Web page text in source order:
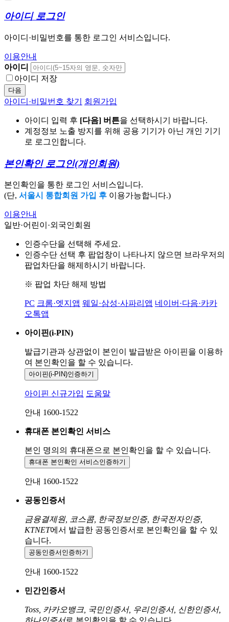
아이디 로그인
아이디·비밀번호를 통한 로그인 서비스입니다.
이용안내
아이디
아이디 저장
다음
아이디·비밀번호 찾기 회원가입
아이디 입력 후 [다음] 버튼을 선택하시기 바랍니다.
계정정보 노출 방지를 위해 공용 기기가 아닌 개인 기기
로 로그인합니다.
본인확인 로그인(개인회원)
본인확인을 통한 로그인 서비스입니다.
(단, 서울시 통합회원 가입 후 이용가능합니다.)
이용안내
일반·어린이·외국인회원
인증수단을 선택해 주세요.
인증수단 선택 후 팝업창이 나타나지 않으면 브라우저의
팝업차단을 해제하시기 바랍니다.
※ 팝업 차단 해제 방법
PC 크롬·엣지앱 웨일·삼성·사파리앱 네이버·다음·카카
오톡앱
아이핀(i-PIN)
발급기관과 상관없이 본인이 발급받은 아이핀을 이용하
여 본인확인을 할 수 있습니다.
아이핀(i-PIN)인증하기
아이핀 신규가입 도움말
안내 1600-1522
휴대폰 본인확인 서비스
본인 명의의 휴대폰으로 본인확인을 할 수 있습니다.
휴대폰 본인확인 서비스인증하기
안내 1600-1522
공동인증서
금융결제원, 코스콤, 한국정보인증, 한국전자인증,
KTNET에서 발급한 공동인증서로 본인확인을 할 수 있
습니다.
공동인증서 인증하기
안내 1600-1522
민간인증서
Toss, 카카오뱅크, 국민인증서, 우리인증서, 신한인증서,